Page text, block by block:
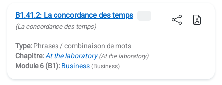
B1.41.2: La concordance des temps
(La concordance des temps)
Type:Phrases / combinaison de mots
Chapitre:At the laboratory (At the laboratory)
Module 6 (B1):Business(Business)